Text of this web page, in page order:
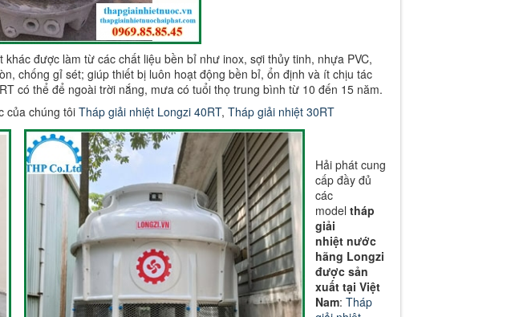
được làm từ các chất liệu bền bỉ như inox, sợi thủy tinh, nhựa PVC,
chống gỉ sét; giúp thiết bị luôn hoạt động bền bỉ, ổn định và ít chịu tác
có thể để ngoài trời nắng, mưa có tuổi thọ trung bình từ 10 đến 15 năm.
của chúng tôi Tháp giải nhiệt Longzi 40RT, Tháp giải nhiệt 30RT
Hải phát cung
cấp đầy đủ
các
model tháp
giải
nhiệt nước
hãng Longzi
được sản
xuất tại Việt
Nam: Tháp